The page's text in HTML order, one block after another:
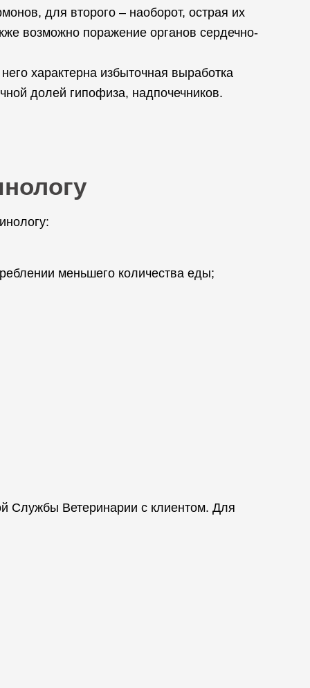
для второго – наоборот, острая их
возможно поражение органов сердечно-
характерна избыточная выработка
долей гипофиза, надпочечников.
меньшего количества еды;
Службы Ветеринарии с клиентом. Для